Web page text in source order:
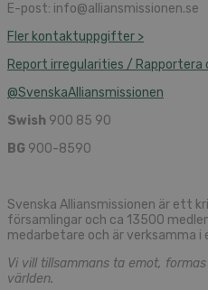
E-post: info@alliansmissionen.se
Fler kontaktuppgifter >
Report irregularities / Rapportera
@SvenskaAlliansmissionen
Swish 900 85 90
BG 900-8590
Svenska Alliansmissionen är ett
församlingar och ca 13500
medarbetare och är verksamma
Vi vill tillsammans ta emot,
världen.